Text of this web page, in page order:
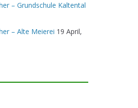
– Grundschule Kaltental
– Alte Meierei 19 April,